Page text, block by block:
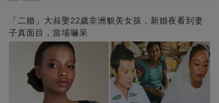
「二婚」大叔娶22歲非洲貌美女孩，新婚夜看到妻
子真面目，當場嚇呆